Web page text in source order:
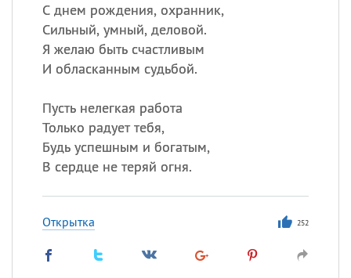
С днем рождения, охранник,
Сильный, умный, деловой.
Я желаю быть счастливым
И обласканным судьбой.
Пусть нелегкая работа
Только радует тебя,
Будь успешным и богатым,
В сердце не теряй огня.
Открытка 252